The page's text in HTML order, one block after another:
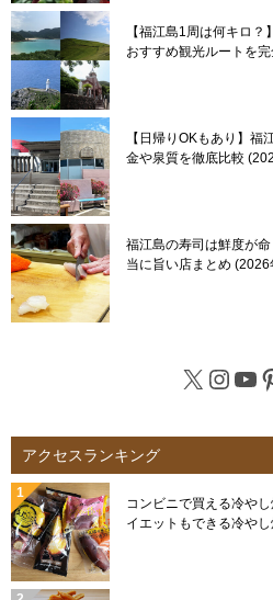
【福江島1周は何キロ？
おすすめ観光ルートを
【日帰りOKもあり】
金や泉質を徹底比較
福江島の寿司は鮮度が
当に旨い店まとめ 2026
X
アクセスランキング
コンビニで買える冷や
イエットもできる冷や